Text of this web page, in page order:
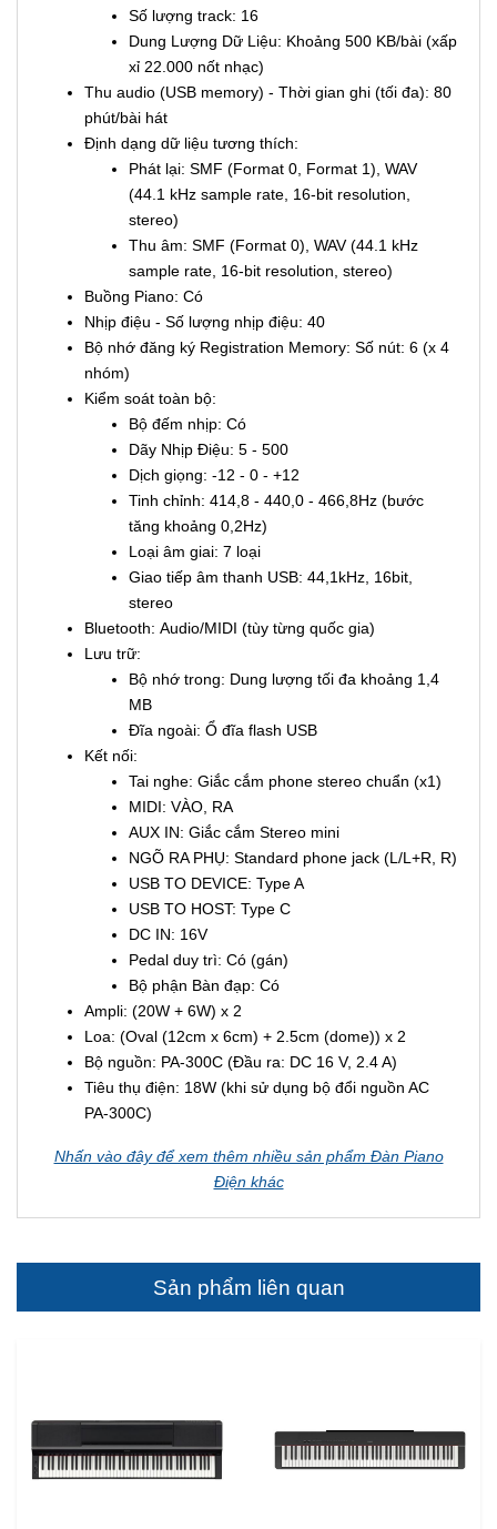
Số lượng track: 16
Dung Lượng Dữ Liệu: Khoảng 500 KB/bài (xấp
xỉ 22.000 nốt nhạc)
Thu audio (USB memory) - Thời gian ghi (tối đa): 80
phút/bài hát
Định dạng dữ liệu tương thích:
Phát lại: SMF (Format 0, Format 1), WAV
(44.1 kHz sample rate, 16-bit resolution,
stereo)
Thu âm: SMF (Format 0), WAV (44.1 kHz
sample rate, 16-bit resolution, stereo)
Buồng Piano: Có
Nhịp điệu - Số lượng nhịp điệu: 40
Bộ nhớ đăng ký Registration Memory: Số nút: 6 (x 4
nhóm)
Kiểm soát toàn bộ:
Bộ đếm nhịp: Có
Dãy Nhịp Điệu: 5 - 500
Dịch giọng: -12 - 0 - +12
Tinh chỉnh: 414,8 - 440,0 - 466,8Hz (bước
tăng khoảng 0,2Hz)
Loại âm giai: 7 loại
Giao tiếp âm thanh USB: 44,1kHz, 16bit,
stereo
Bluetooth: Audio/MIDI (tùy từng quốc gia)
Lưu trữ:
Bộ nhớ trong: Dung lượng tối đa khoảng 1,4
MB
Đĩa ngoài: Ổ đĩa flash USB
Kết nối:
Tai nghe: Giắc cắm phone stereo chuẩn (x1)
MIDI: VÀO, RA
AUX IN: Giắc cắm Stereo mini
NGÕ RA PHỤ: Standard phone jack (L/L+R, R)
USB TO DEVICE: Type A
USB TO HOST: Type C
DC IN: 16V
Pedal duy trì: Có (gán)
Bộ phận Bàn đạp: Có
Ampli: (20W + 6W) x 2
Loa: (Oval (12cm x 6cm) + 2.5cm (dome)) x 2
Bộ nguồn: PA-300C (Đầu ra: DC 16 V, 2.4 A)
Tiêu thụ điện: 18W (khi sử dụng bộ đổi nguồn AC
PA-300C)
Nhấn vào đây để xem thêm nhiều sản phẩm Đàn Piano
Điện khác
Sản phẩm liên quan